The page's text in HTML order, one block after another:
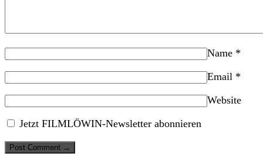
Name *
Email *
Website
Jetzt FILMLÖWIN-Newsletter abonnieren